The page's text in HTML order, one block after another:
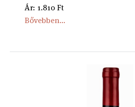
Ár: 1.810 Ft
Bővebben...